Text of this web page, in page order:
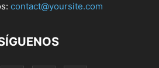
contact@yoursite.com